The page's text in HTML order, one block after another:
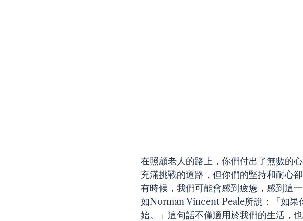
在照顧老人的路上，你們付出了無數的
充滿挑戰的道路，但你們的堅持和耐心
有時候，我們可能會感到疲憊，感到這
如Norman Vincent Peale所說：「如果
始。」這句話不僅適用於我們的生活，